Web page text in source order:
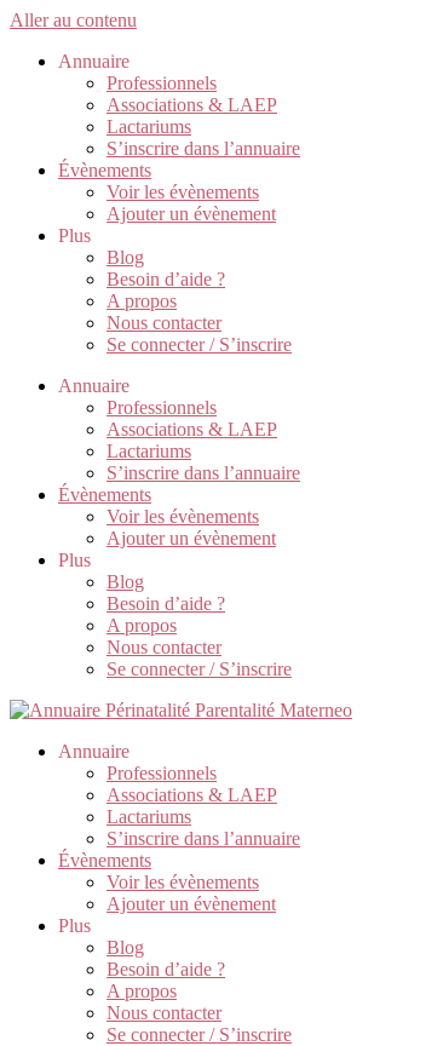
Aller au contenu
Annuaire
Professionnels
Associations & LAEP
Lactariums
S’inscrire dans l’annuaire
Évènements
Voir les évènements
Ajouter un évènement
Plus
Blog
Besoin d’aide ?
A propos
Nous contacter
Se connecter / S’inscrire
Annuaire
Professionnels
Associations & LAEP
Lactariums
S’inscrire dans l’annuaire
Évènements
Voir les évènements
Ajouter un évènement
Plus
Blog
Besoin d’aide ?
A propos
Nous contacter
Se connecter / S’inscrire
Annuaire
Professionnels
Associations & LAEP
Lactariums
S’inscrire dans l’annuaire
Évènements
Voir les évènements
Ajouter un évènement
Plus
Blog
Besoin d’aide ?
A propos
Nous contacter
Se connecter / S’inscrire